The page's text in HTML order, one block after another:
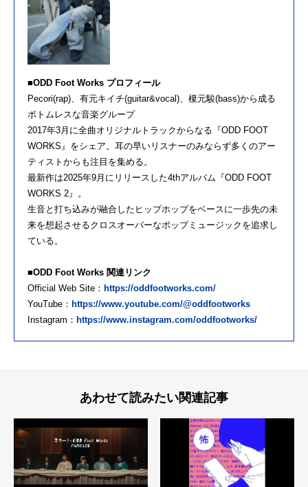
■ODD Foot Works プロフィール
Pecori(rap)、有元キイチ(guitar&vocal)、榎元駿(bass)から成る
ボトムレスな音楽グループ
2017年3月に全曲オリジナルトラックからなる『ODD FOOT
WORKS』をシェア。耳の早いリスナーのみならず多くのアー
ティストからも注目を集める。
最新作は2025年9月にリリースした4thアルバム『ODD FOOT
WORKS 2』。
生音と打ち込みが融合したヒップホップをベースに一歩先の未
来を想起させるクロスオーバーなポップミュージックを追求し
ている。
■ODD Foot Works 関連リンク
Official Web Site： https://oddfootworks.com/
YouTube： https://www.youtube.com/@oddfootworks
Instagram： https://www.instagram.com/oddfootworks/
あわせて読みたい関連記事